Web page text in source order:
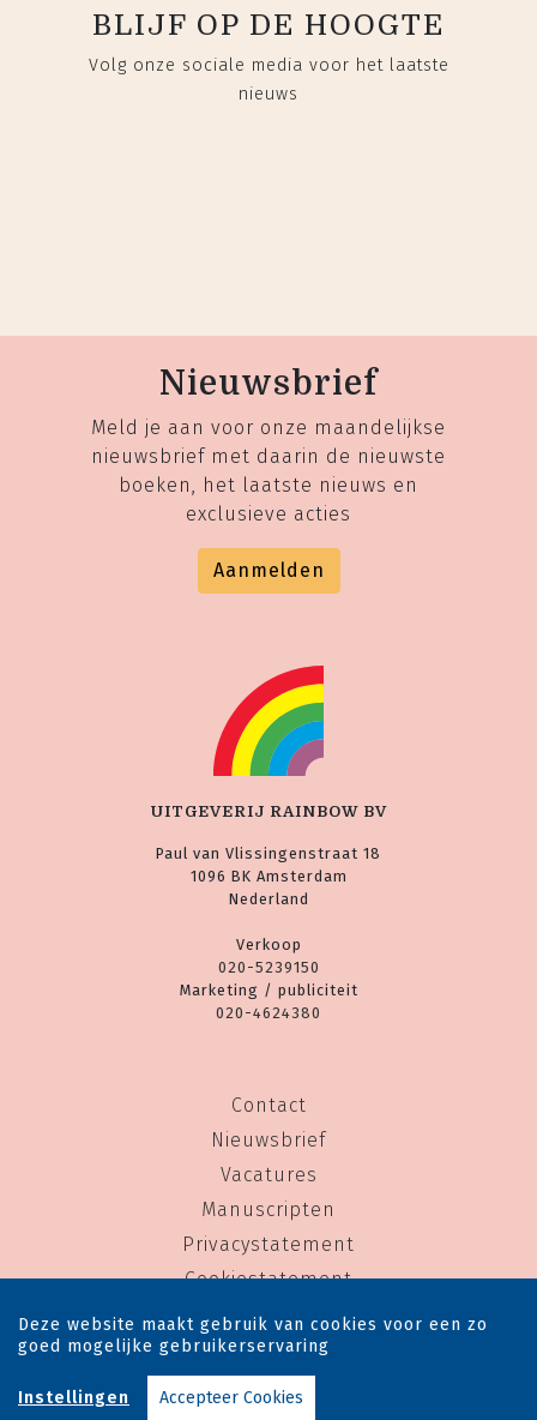
BLIJF OP DE HOOGTE
Volg onze sociale media voor het laatste
nieuws
Nieuwsbrief
Meld je aan voor onze maandelijkse
nieuwsbrief met daarin de nieuwste
boeken, het laatste nieuws en
exclusieve acties
Aanmelden
UITGEVERIJ RAINBOW BV
Paul van Vlissingenstraat 18
1096 BK Amsterdam
Nederland
Verkoop
020-5239150
Marketing / publiciteit
020-4624380
Contact
Nieuwsbrief
Vacatures
Manuscripten
Privacystatement
Cookiestatement
Cookie-instellingen
Copyright © 1983-2026 Uitgeverij Rainbow - Alle rechten voorbehouden - Ontwerp door
Deze website maakt gebruik van cookies voor een zo
goed mogelijke gebruikerservaring
Instellingen Accepteer Cookies